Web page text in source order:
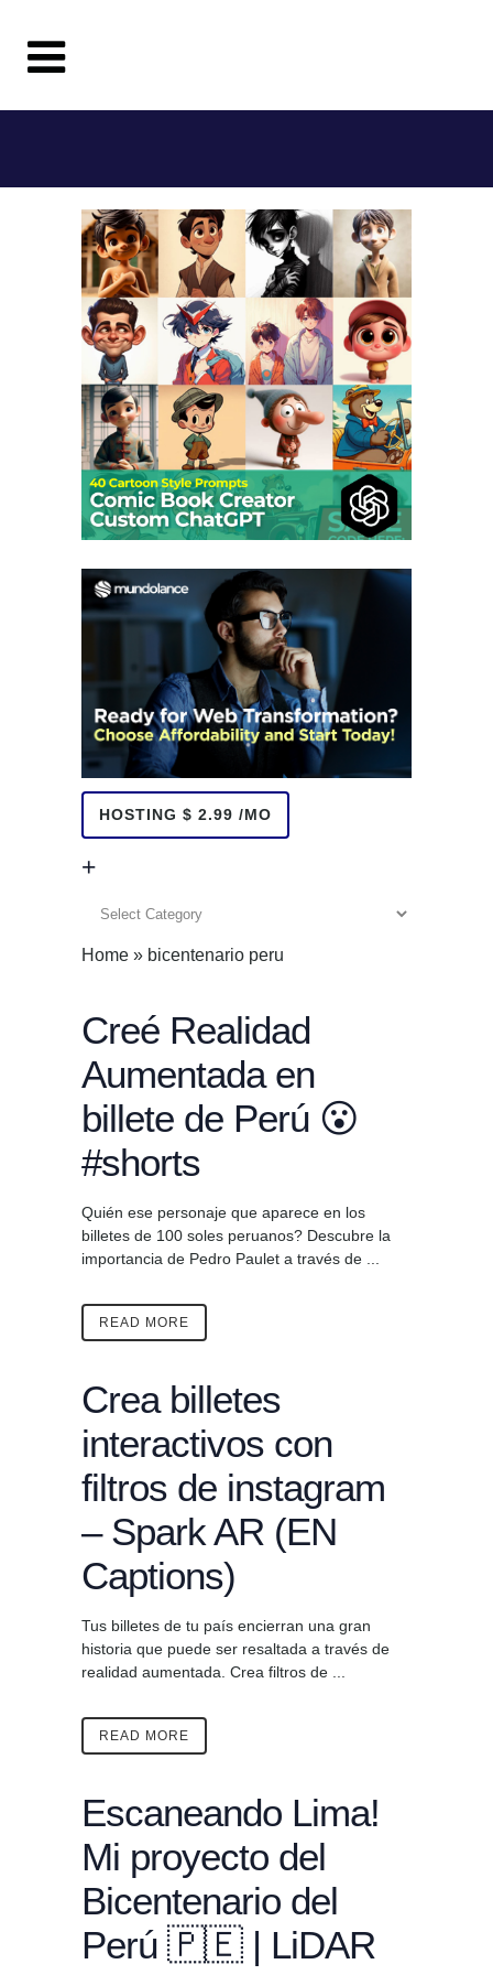
HOSTING $ 2.99 /MO
+
Home » bicentenario peru
Creé Realidad
Aumentada en
billete de Perú 😮
#shorts
Quién ese personaje que aparece en los
billetes de 100 soles peruanos? Descubre la
importancia de Pedro Paulet a través de ...
READ MORE
Crea billetes
interactivos con
filtros de instagram
– Spark AR (EN
Captions)
Tus billetes de tu país encierran una gran
historia que puede ser resaltada a través de
realidad aumentada. Crea filtros de ...
READ MORE
Escaneando Lima!
Mi proyecto del
Bicentenario del
Perú 🇵🇪 | LiDAR